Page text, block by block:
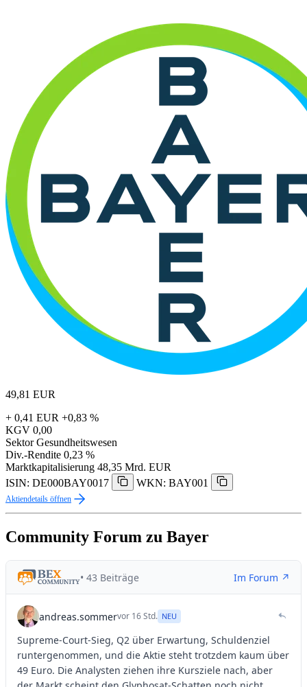
49,81 EUR
+ 0,41 EUR +0,83 %
KGV 0,00
Sektor Gesundheitswesen
Div.-Rendite 0,23 %
Marktkapitalisierung 48,35 Mrd. EUR
ISIN: DE000BAY0017
WKN: BAY001
Aktiendetails öffnen
Community Forum zu Bayer